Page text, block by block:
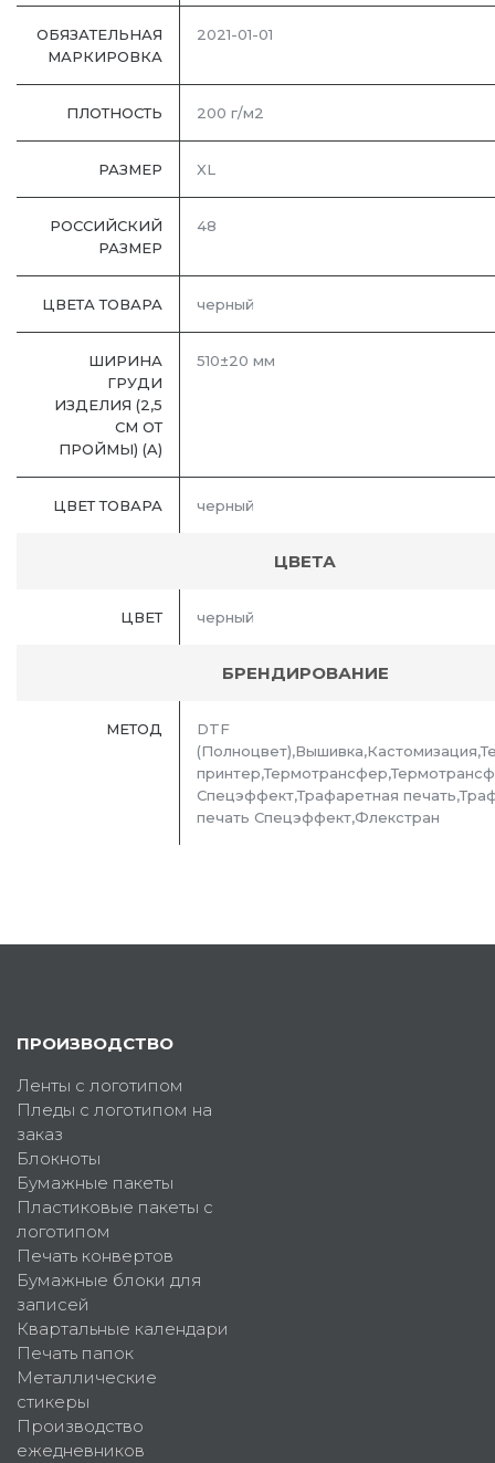
ОБЯЗАТЕЛЬНАЯ
МАРКИРОВКА
2021-01-01
ПЛОТНОСТЬ 200 г/м2
РАЗМЕР XL
РОССИЙСКИЙ
РАЗМЕР
48
ЦВЕТА ТОВАРА черный
ШИРИНА
ГРУДИ
ИЗДЕЛИЯ (2,5
СМ ОТ
ПРОЙМЫ) (A)
510±20 мм
ЦВЕТ ТОВАРА черный
ЦВЕТА
ЦВЕТ черный
БРЕНДИРОВАНИЕ
МЕТОД
DTF
Спецэффект,Трафаретная
печать Спецэффект,Флекстран
ПРОИЗВОДСТВО
Ленты с логотипом
Пледы с логотипом на
заказ
Блокноты
Бумажные пакеты
Пластиковые пакеты с
логотипом
Печать конвертов
Бумажные блоки для
записей
Квартальные календари
Печать папок
Металлические
стикеры
Производство
ежедневников